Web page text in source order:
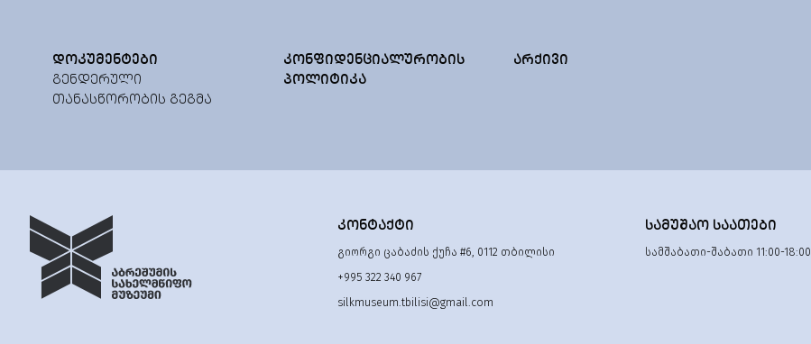
ᲓᲝᲙᲣᲛᲔᲜᲢᲔᲑᲘ
ᲒᲔᲜᲓᲔᲠᲣᲚᲘ
ᲗᲐᲜᲐᲡᲬᲝᲠᲝᲑᲘᲡ ᲒᲔᲒᲛᲐ
ᲙᲝᲜᲤᲘᲓᲔᲜᲪᲘᲐᲚᲣᲠᲝᲑᲘᲡ
ᲞᲝᲚᲘᲢᲘᲙᲐ
ᲐᲠᲥᲘᲕᲘ
ᲙᲝᲜᲢᲐᲥᲢᲘ
გიორგი ცაბაძის ქუჩა #6, 0112 თბილისი
+995 322 340 967
silkmuseum.tbilisi@gmail.com
ᲡᲐᲛᲣᲨᲐᲝ ᲡᲐᲐᲗᲔᲑᲘ
სამშაბათი-შაბათი 11:00-18:00